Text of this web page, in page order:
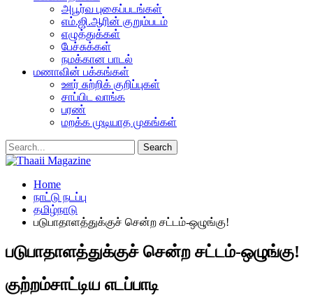
அபூர்வ புகைப்படங்கள்
எம்.ஜி.ஆரின் குறும்படம்
எழுத்துக்கள்
பேச்சுக்கள்
நமக்கான பாடல்
மணாவின் பக்கங்கள்
ஊர் சுற்றிக் குறிப்புகள்
சாப்பிட வாங்க
பரண்
மறக்க முடியாத முகங்கள்
Home
நாட்டு நடப்பு
தமிழ்நாடு
படுபாதாளத்துக்குச் சென்ற சட்டம்-ஒழுங்கு!
படுபாதாளத்துக்குச் சென்ற சட்டம்-ஒழுங்கு!
குற்றம்சாட்டிய எடப்பாடி